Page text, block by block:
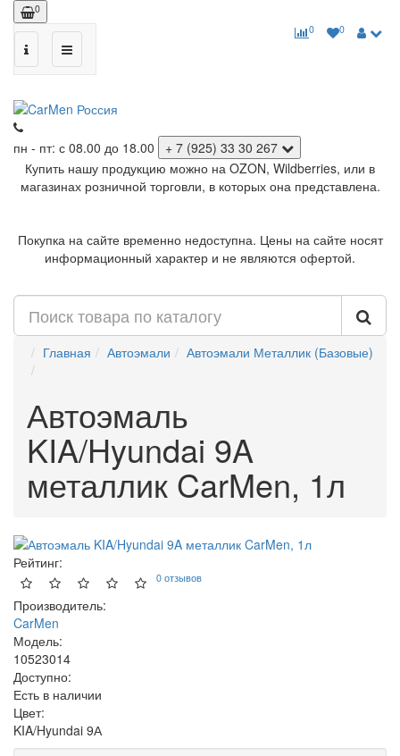
0
0
0
пн - пт: с 08.00 до 18.00
+ 7 (925) 33 30 267
Купить нашу продукцию можно на OZON, Wildberries, или в
магазинах розничной торговли, в которых она представлена.
Покупка на сайте временно недоступна. Цены на сайте носят
информационный характер и не являются офертой.
Главная Автоэмали Автоэмали Металлик (Базовые)
Автоэмаль
KIA/Hyundai 9A
металлик CarMen, 1л
Рейтинг:
0 отзывов
Производитель:
CarMen
Модель:
10523014
Доступно:
Есть в наличии
Цвет:
KIA/Hyundai 9А